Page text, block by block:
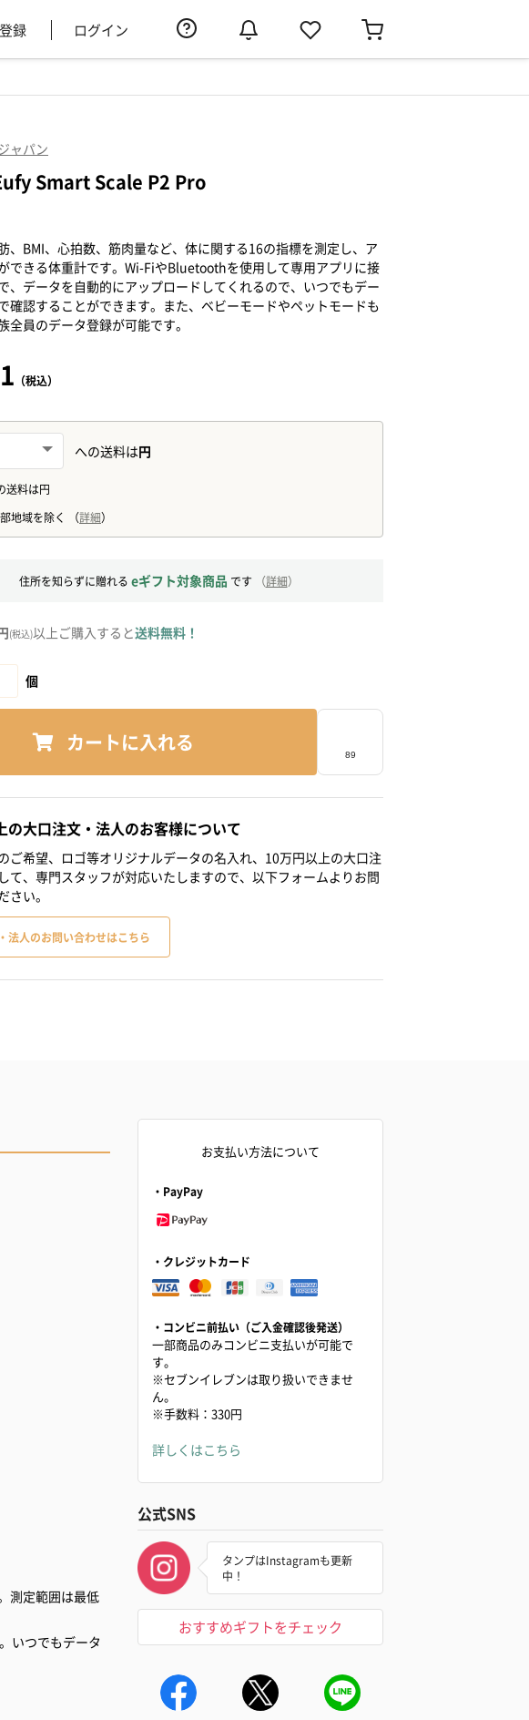
録 ログイン
ャパン
Smart Scale P2 Pro
、BMI、心拍数、筋肉量など、体に関する16の指標を測定し、ア
できる体重計です。Wi-FiやBluetoothを使用して専用アプリに接
、データを自動的にアップロードしてくれるので、いつでもデー
確認することができます。また、ベビーモードやペットモードも
全員のデータ登録が可能です。
（税込）
住所を知らずに贈れる eギフト対象商品 です （詳細）
(税込)以上ご購入すると送料無料！
個
カートに入れる
の大口注文・法人のお客様について
ご希望、ロゴ等オリジナルデータの名入れ、10万円以上の大口注
て、専門スタッフが対応いたしますので、以下フォームよりお問
さい。
法人のお問い合わせはこちら
測定範囲は最低
いつでもデータ
お支払い方法について
・PayPay
・クレジットカード
・コンビニ前払い（ご入金確認後発送）
一部商品のみコンビニ支払いが可能で
す。
※セブンイレブンは取り扱いできませ
ん。
※手数料：330円
詳しくはこちら
公式SNS
タンプはInstagramも更新
中！
おすすめギフトをチェック